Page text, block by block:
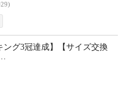
ング3冠達成】【サイズ交換